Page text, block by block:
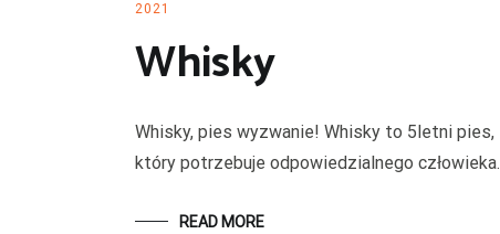
2021
Whisky
Whisky, pies wyzwanie! Whisky to 5letni pies,
który potrzebuje odpowiedzialnego człowieka.
READ MORE